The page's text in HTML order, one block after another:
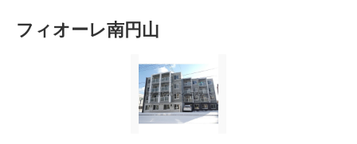
フィオーレ南円山